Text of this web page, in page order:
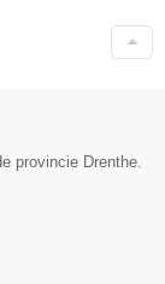
provincie Drenthe.